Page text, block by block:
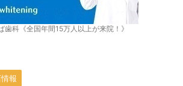
歯科《全国年間15万人以上が来院！》
報